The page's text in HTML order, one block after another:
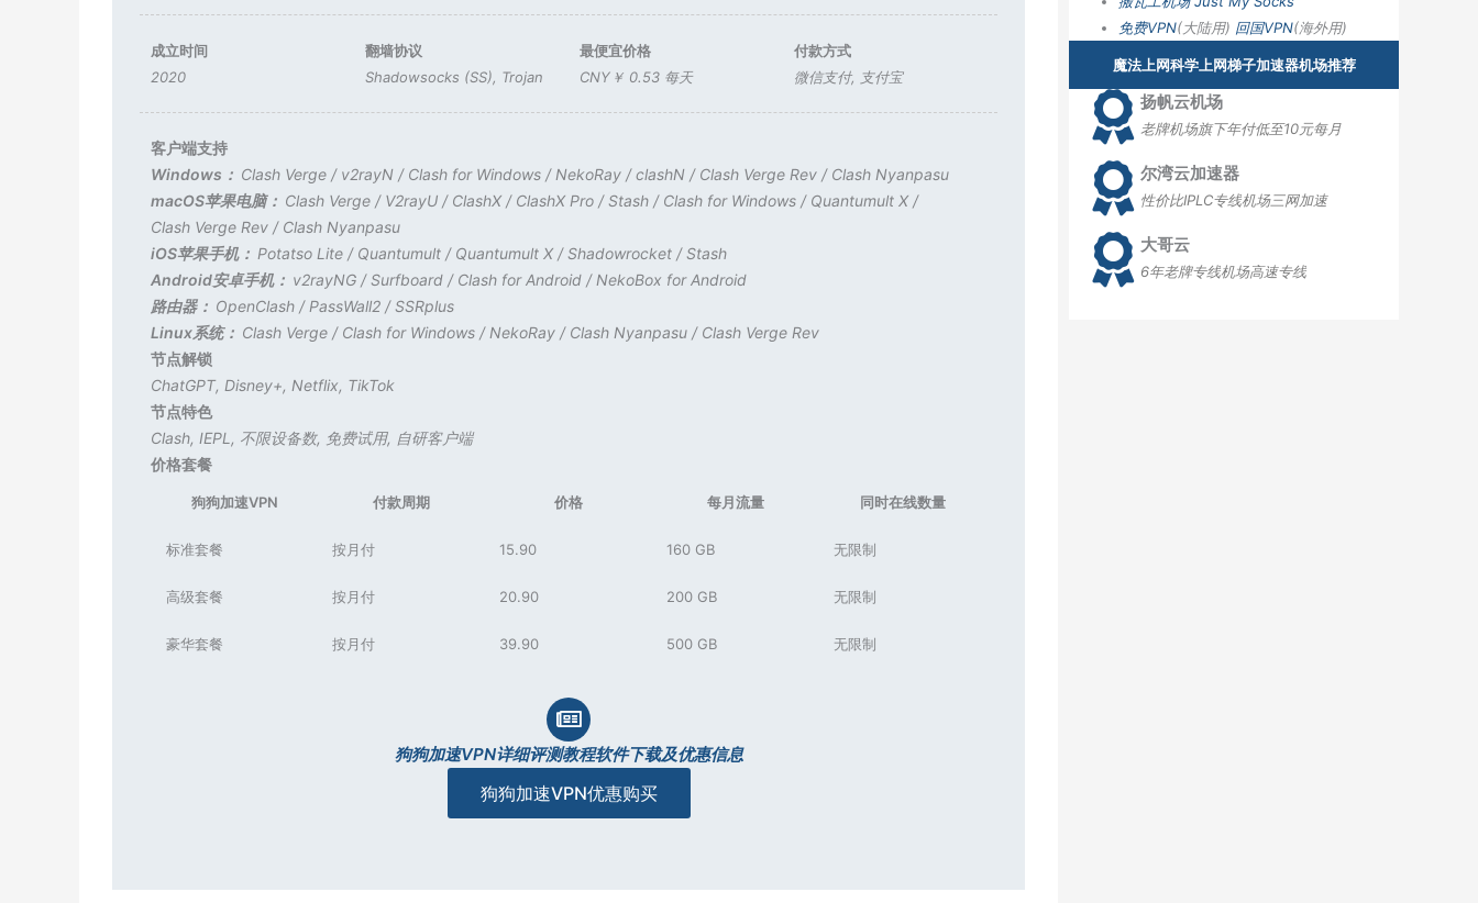
成立时间
2020
翻墙协议
Shadowsocks (SS), Trojan
最便宜价格
CNY￥ 0.53 每天
付款方式
微信支付, 支付宝
客户端支持
Windows： Clash Verge / v2rayN / Clash for Windows / NekoRay /clashN / Clash Verge Rev / Clash Nyanpasu
macOS苹果电脑： Clash Verge / V2rayU / ClashX / ClashX Pro /Stash / Clash for Windows / Quantumult X /
Clash Verge Rev / Clash Nyanpasu
iOS苹果手机： Potatso Lite / Quantumult / Quantumult X /Shadowrocket /Stash
Android安卓手机： v2rayNG /Surfboard / Clash for Android / NekoBox for Android
路由器： OpenClash / PassWall2 /SSRplus
Linux系统： Clash Verge / Clash for Windows / NekoRay / Clash Nyanpasu / Clash Verge Rev
节点解锁
ChatGPT, Disney+, Netflix, TikTok
节点特色
Clash, IEPL , 不限设备数, 免费试用, 自研客户端
价格套餐
狗狗加速VPN 付款周期 价格 每月流量 同时在线数量
标准套餐 按月付 15.90 160 GB 无限制
高级套餐 按月付 20.90 200 GB 无限制
豪华套餐 按月付 39.90 500 GB 无限制
狗狗加速VPN详细评测教程软件下载及优惠信息
狗狗加速VPN优惠购买
免费VPN(大陆用) 回国VPN(海外用)
魔法上网科学上网梯子加速器机场推荐
扬帆云机场
老牌机场旗下年付低至10元每月
尔湾云加速器
性价比IPLC专线机场三网加速
大哥云
6年老牌专线机场高速专线